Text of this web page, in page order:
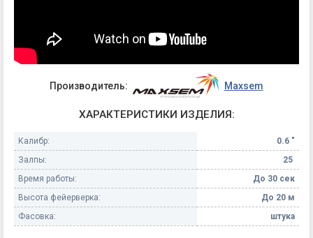
Производитель: Maxsem
ХАРАКТЕРИСТИКИ ИЗДЕЛИЯ:
Калибр:
0.6 "
Залпы:
25
Время работы:
До 30 сек
Высота фейерверка:
До 20 м
Фасовка:
штука